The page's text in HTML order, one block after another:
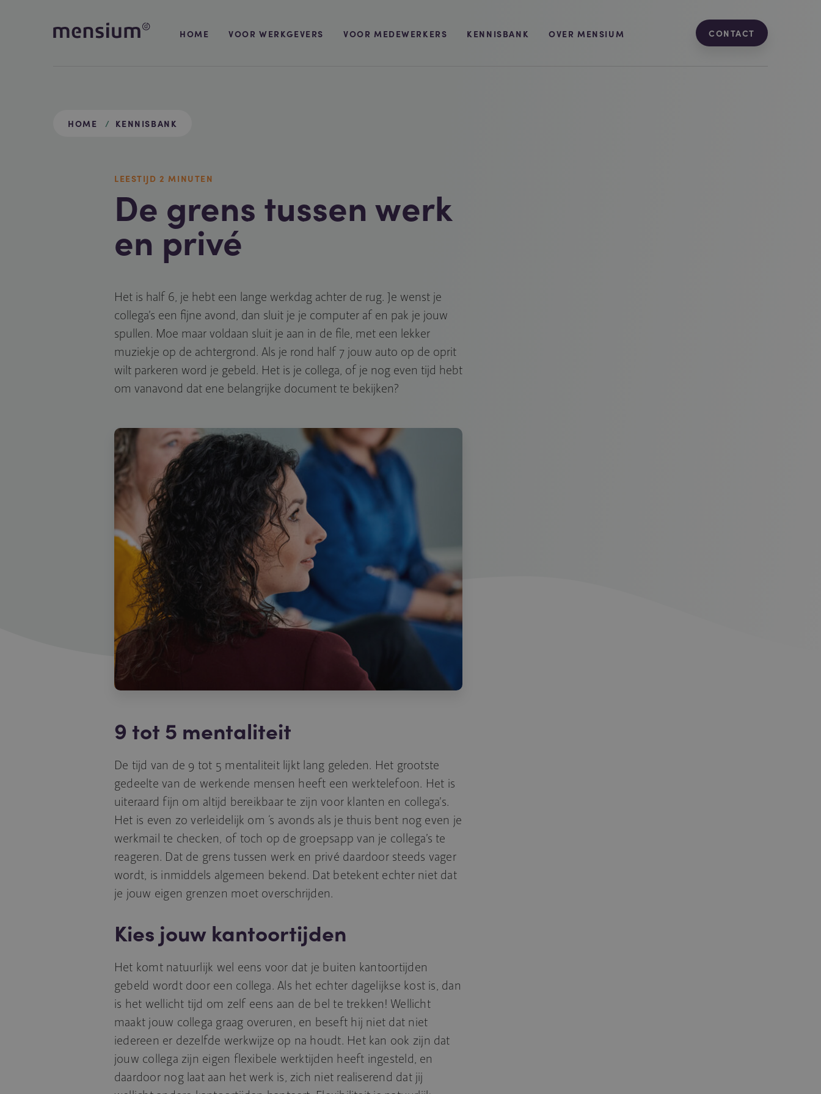
HOME VOOR WERKGEVERS VOOR MEDEWERKERS KENNISBANK OVER MENSIUM CONTACT
HOME KENNISBANK
LEESTIJD 2 MINUTEN
De grens tussen werk
en privé
Het is half 6, je hebt een lange werkdag achter de rug. Je wenst je
collega’s een fijne avond, dan sluit je je computer af en pak je jouw
spullen. Moe maar voldaan sluit je aan in de file, met een lekker
muziekje op de achtergrond. Als je rond half 7 jouw auto op de oprit
wilt parkeren word je gebeld. Het is je collega, of je nog even tijd hebt
om vanavond dat ene belangrijke document te bekijken?
9 tot 5 mentaliteit
De tijd van de 9 tot 5 mentaliteit lijkt lang geleden. Het grootste
gedeelte van de werkende mensen heeft een werktelefoon. Het is
uiteraard fijn om altijd bereikbaar te zijn voor klanten en collega’s.
Het is even zo verleidelijk om ‘s avonds als je thuis bent nog even je
werkmail te checken, of toch op de groepsapp van je collega’s te
reageren. Dat de grens tussen werk en privé daardoor steeds vager
wordt, is inmiddels algemeen bekend. Dat betekent echter niet dat
je jouw eigen grenzen moet overschrijden.
Kies jouw kantoortijden
Het komt natuurlijk wel eens voor dat je buiten kantoortijden
gebeld wordt door een collega. Als het echter dagelijkse kost is, dan
is het wellicht tijd om zelf eens aan de bel te trekken! Wellicht
maakt jouw collega graag overuren, en beseft hij niet dat niet
iedereen er dezelfde werkwijze op na houdt. Het kan ook zijn dat
jouw collega zijn eigen flexibele werktijden heeft ingesteld, en
daardoor nog laat aan het werk is, zich niet realiserend dat jij